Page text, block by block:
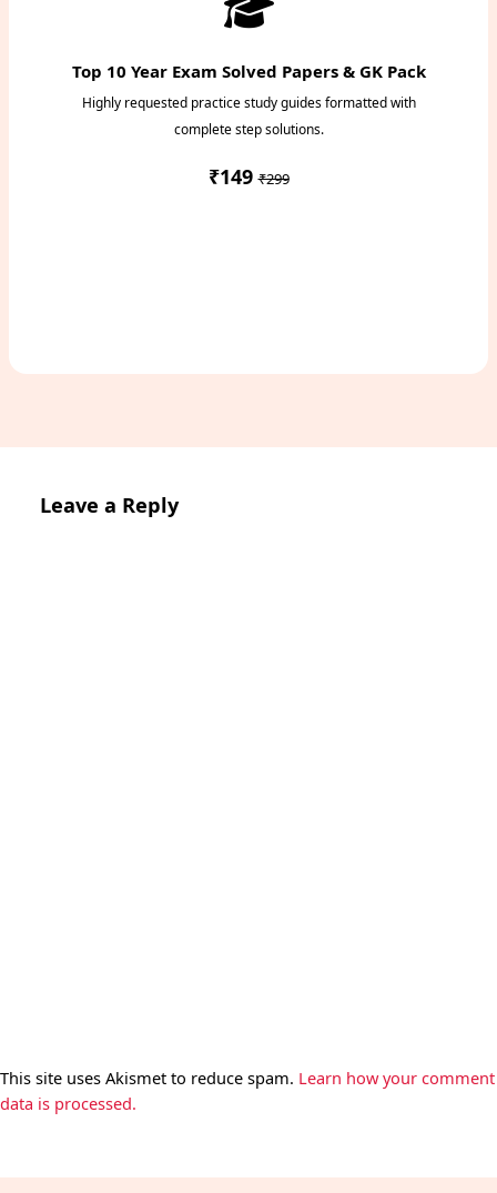
Top 10 Year Exam Solved Papers & GK Pack
Highly requested practice study guides formatted with
complete step solutions.
₹149₹299
Leave a Reply
This site uses Akismet to reduce spam. Learn how your comment
data is processed.